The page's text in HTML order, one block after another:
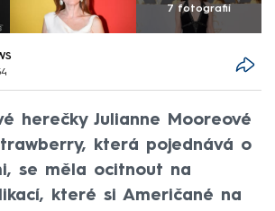
7 fotografií
herečky Julianne Mooreové
která pojednává o
se měla ocitnout na
které si Američané na